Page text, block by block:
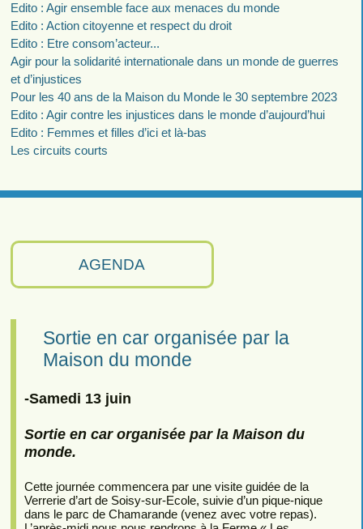
AGENDA
Sortie en car organisée par la
Maison du monde
-Samedi 13 juin
Sortie en car organisée par la Maison du
monde.
Cette journée commencera par une visite guidée de la
Verrerie d’art de Soisy-sur-Ecole, suivie d’un pique-nique
dans le parc de Chamarande (venez avec votre repas).
Edito : Agir ensemble face aux menaces du monde
Edito : Action citoyenne et respect du droit
Edito : Etre consom’acteur...
Agir pour la solidarité internationale dans un monde de guerres
et d’injustices
Pour les 40 ans de la Maison du Monde le 30 septembre 2023
Edito : Agir contre les injustices dans le monde d’aujourd’hui
Edito : Femmes et filles d’ici et là-bas
Les circuits courts